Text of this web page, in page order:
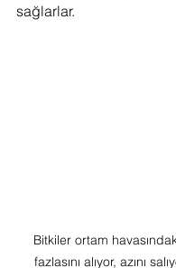
sağlarlar.
Bitkiler ortam
fazlasını alıyor, azını